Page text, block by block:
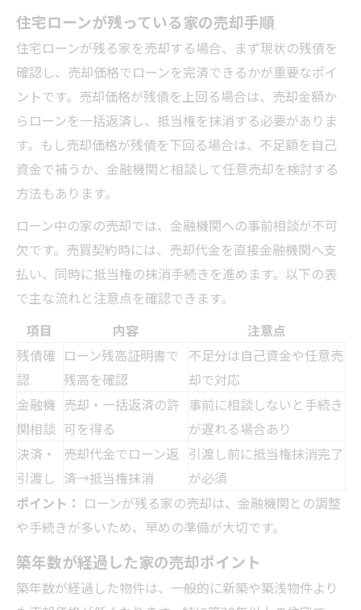
住宅ローンが残っている家の売却手順
住宅ローンが残る家を売却する場合、まず現状の残債を
確認し、売却価格でローンを完済できるかが重要なポイ
ントです。売却価格が残債を上回る場合は、売却金額か
らローンを一括返済し、抵当権を抹消する必要がありま
す。もし売却価格が残債を下回る場合は、不足額を自己
資金で補うか、金融機関と相談して任意売却を検討する
方法もあります。
ローン中の家の売却では、金融機関への事前相談が不可
欠です。売買契約時には、売却代金を直接金融機関へ支
払い、同時に抵当権の抹消手続きを進めます。以下の表
で主な流れと注意点を確認できます。
項目
内容
注意点
残債確
認
ローン残高証明書で
残高を確認
不足分は自己資金や任意売
却で対応
金融機
関相談
売却・一括返済の許
可を得る
事前に相談しないと手続き
が遅れる場合あり
決済・
引渡し
売却代金でローン返
済→抵当権抹消
引渡し前に抵当権抹消完了
が必須
ポイント： ローンが残る家の売却は、金融機関との調整
や手続きが多いため、早めの準備が大切です。
築年数が経過した家の売却ポイント
築年数が経過した物件は、一般的に新築や築浅物件より